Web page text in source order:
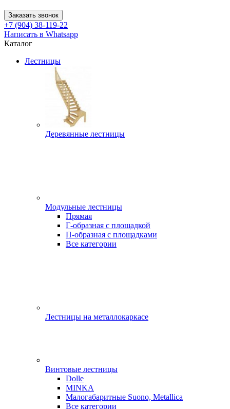
Заказать звонок
+7 (904) 38-119-22
Написать в Whatsapp
Каталог
Лестницы
Деревянные лестницы
Модульные лестницы
Прямая
Г-образная с площадкой
П-образная с площадками
Все категории
Лестницы на металлокаркасе
Винтовые лестницы
Dolle
MINKA
Малогабаритные Suono, Metallica
Все категории